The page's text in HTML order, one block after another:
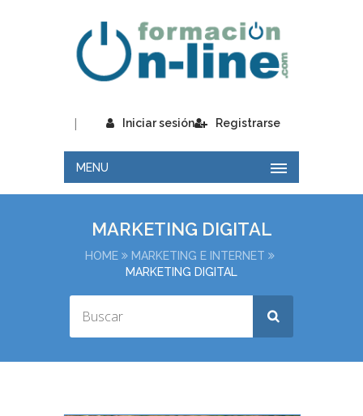
Iniciar sesión
| Registrarse
MENU
MARKETING DIGITAL
HOME
MARKETING E INTERNET
MARKETING DIGITAL